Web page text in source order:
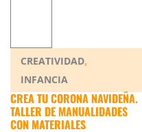
CREATIVIDAD,
INFANCIA
CREA TU CORONA NAVIDEÑA.
TALLER DE MANUALIDADES
CON MATERIALES